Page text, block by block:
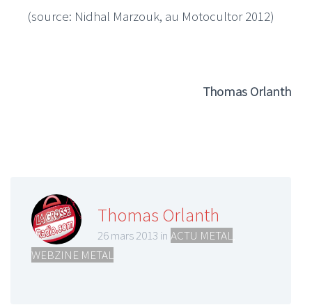
(source: Nidhal Marzouk, au Motocultor 2012)
Thomas Orlanth
Thomas Orlanth
26 mars 2013 in ACTU METAL
WEBZINE METAL